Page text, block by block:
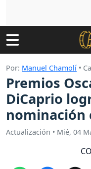
Por: Manuel Chamolí •
Premios
DiCaprio
nominación
Actualización • Mié, 04